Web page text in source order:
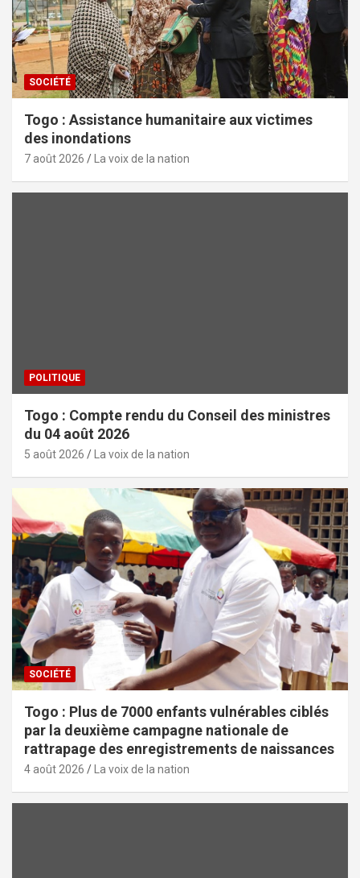
SOCIÉTÉ
Togo : Assistance humanitaire aux victimes
des inondations
7 août 2026 La voix de la nation
POLITIQUE
Togo : Compte rendu du Conseil des ministres
du 04 août 2026
5 août 2026 La voix de la nation
SOCIÉTÉ
Togo : Plus de 7000 enfants vulnérables ciblés
par la deuxième campagne nationale de
rattrapage des enregistrements de naissances
4 août 2026 La voix de la nation